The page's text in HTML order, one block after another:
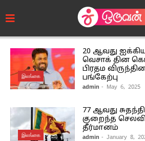
இலங்கை
20 ஆவது
வெசாக் தின
பிரதம
பங்கேற்பு
admin - May 6, 2025
இலங்கை
77 ஆவது
குறைந்த
தீர்மானம்
admin - January 8,